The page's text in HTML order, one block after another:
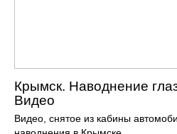
Крымск. Наводнение
Видео
Видео, снятое из кабины